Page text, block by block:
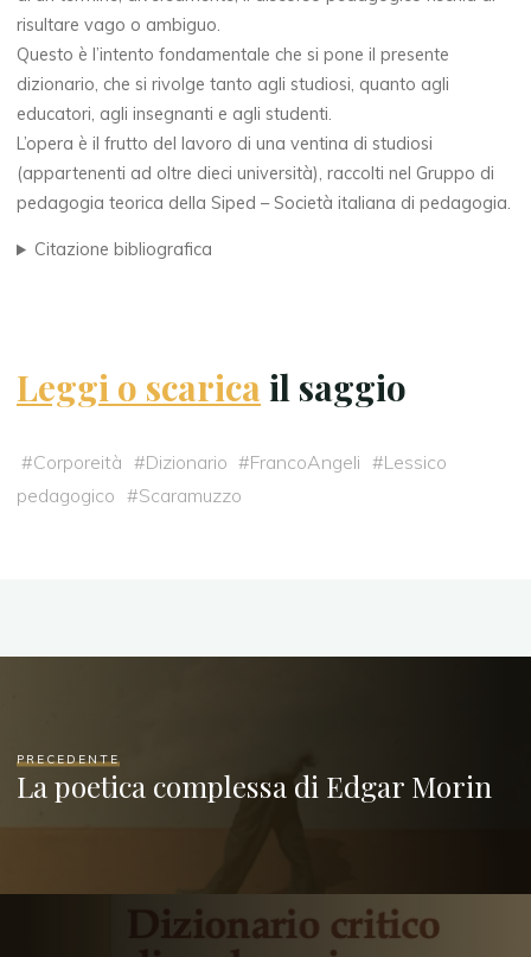
risultare vago o ambiguo.
Questo è l’intento fondamentale che si pone il presente
dizionario, che si rivolge tanto agli studiosi, quanto agli
educatori, agli insegnanti e agli studenti.
L’opera è il frutto del lavoro di una ventina di studiosi
(appartenenti ad oltre dieci università), raccolti nel Gruppo di
pedagogia teorica della Siped – Società italiana di pedagogia.
Citazione bibliografica
Leggi o scarica il saggio
#Corporeità #Dizionario #FrancoAngeli #Lessico
pedagogico #Scaramuzzo
PRECEDENTE
La poetica complessa di Edgar Morin